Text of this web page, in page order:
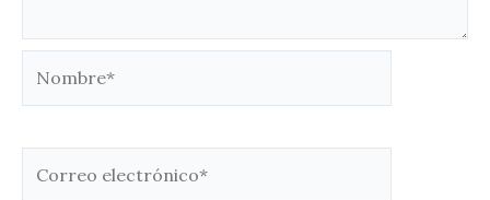
electrónico*